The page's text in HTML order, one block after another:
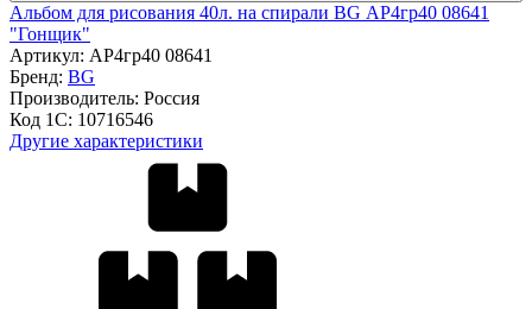
Альбом для рисования 40л. на спирали BG АР4гр40 08641
"Гонщик"
Артикул: АР4гр40 08641
Бренд: BG
Производитель: Россия
Код 1С: 10716546
Другие характеристики